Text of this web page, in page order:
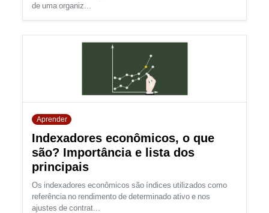
de uma organiz...
Aprender
Indexadores econômicos, o que
são? Importância e lista dos
principais
Os indexadores econômicos são índices utilizados como
referência no rendimento de determinado ativo e nos
ajustes de contrat...